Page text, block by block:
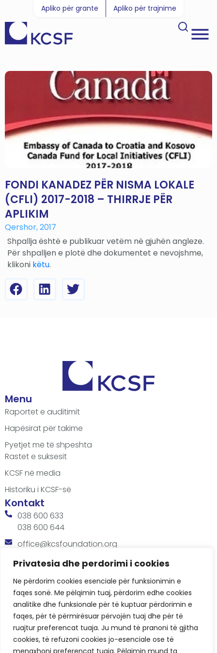
Privatesia dhe perdorimi i cookies
Ne përdorim cookies esenciale për funksionimin e
faqes sonë. Me pëlqimin tuaj, përdorim edhe cookies
analitike dhe funksionale për të kuptuar përdorimin e
faqes, për të përmirësuar përvojën tuaj dhe për të
ruajtur preferencat tuaja. Ju mund të pranoni të gjitha
cookies, të refuzoni cookies jo-esenciale ose të
menaxhoni preferencat tuaja. Pëlqimin mund ta
Apliko për grante Apliko për trajnime
FONDI KANADEZ PËR NISMA LOKALE
(CFLI) 2017-2018 – THIRRJE PËR
APLIKIM
Qershor, 2017
Shpallja është e publikuar vetëm në gjuhën angleze.
Për shpalljen e plotë dhe dokumentet e nevojshme,
klikoni këtu.
Menu
Raportet e auditimit
Hapësirat për takime
Pyetjet më të shpeshta
Rastet e suksesit
KCSF në media
Historiku i KCSF-së
Kontakt
038 600 633
038 600 644
office@kcsfoundation.org
Besa Imami, Lam A, H1, Kat.12, nr. 65-1, Lakrishtë,
Orari
8:00 AM - 4:00 PM